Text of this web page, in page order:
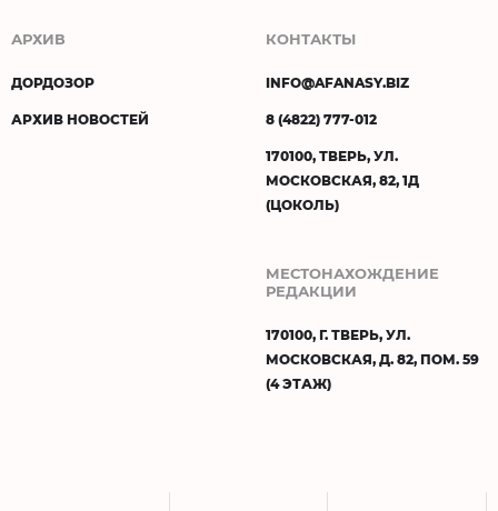
АРХИВ
ДОРДОЗОР
АРХИВ НОВОСТЕЙ
КОНТАКТЫ
INFO@AFANASY.BIZ
8 (4822) 777-012
170100, ТВЕРЬ, УЛ.
МОСКОВСКАЯ, 82, 1Д
(ЦОКОЛЬ)
МЕСТОНАХОЖДЕНИЕ
РЕДАКЦИИ
170100, Г. ТВЕРЬ, УЛ.
МОСКОВСКАЯ, Д. 82, ПОМ. 59
(4 ЭТАЖ)